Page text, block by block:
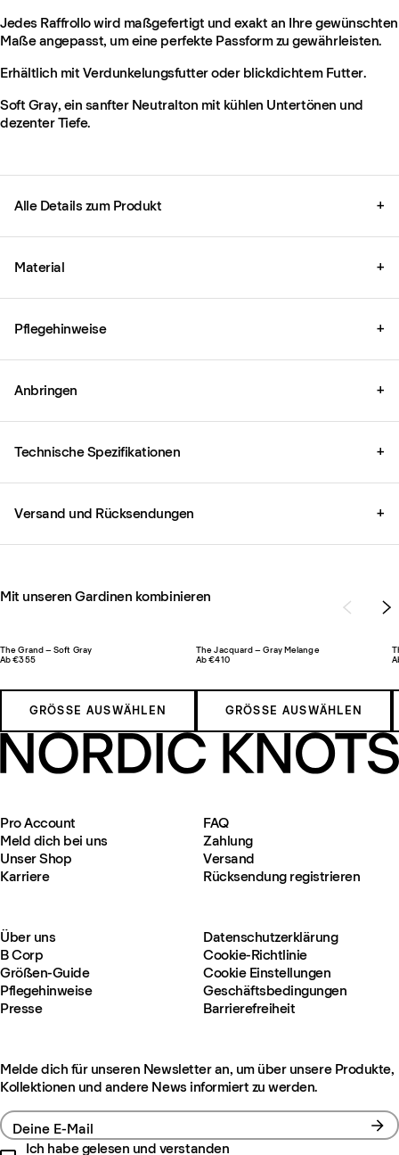
Jedes Raffrollo wird maßgefertigt und exakt an Ihre gewünschten
Maße angepasst, um eine perfekte Passform zu gewährleisten.
Erhältlich mit Verdunkelungsfutter oder blickdichtem Futter.
Soft Gray, ein sanfter Neutralton mit kühlen Untertönen und
dezenter Tiefe.
Alle Details zum Produkt +
Material +
Pflegehinweise +
Anbringen +
Technische Spezifikationen +
Versand und Rücksendungen +
Mit unseren Gardinen kombinieren
The Grand – Soft Gray
Ab €355
GRÖSSE AUSWÄHLEN
The Jacquard – Gray Melange
Ab €410
GRÖSSE AUSWÄHLEN
Pro Account
Meld dich bei uns
Unser Shop
Karriere
FAQ
Zahlung
Versand
Rücksendung registrieren
Über uns
B Corp
Größen-Guide
Pflegehinweise
Presse
Datenschutzerklärung
Cookie-Richtlinie
Cookie Einstellungen
Geschäftsbedingungen
Barrierefreiheit
Melde dich für unseren Newsletter an, um über unsere Produkte,
Kollektionen und andere News informiert zu werden.
Deine E-Mail
Ich habe gelesen und verstanden